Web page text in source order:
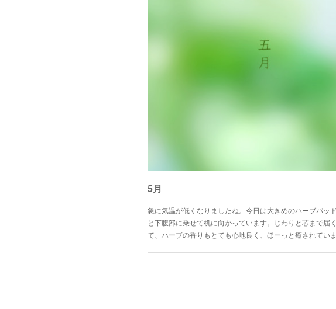
5月
急に気温が低くなりましたね。今日は大きめのハーブパッ
と下腹部に乗せて机に向かっています。じわりと芯まで届
て、ハーブの香りもとても心地良く、ほーっと癒されてい